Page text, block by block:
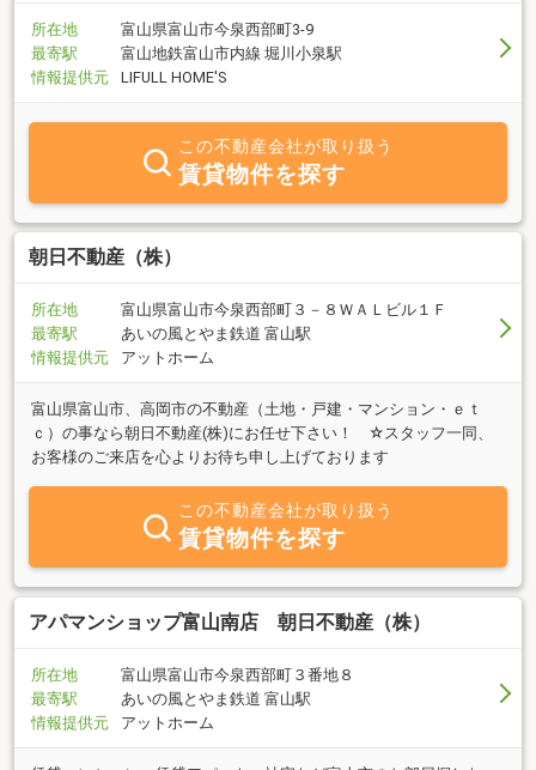
所在地
富山県富山市今泉西部町3-9
最寄駅
富山地鉄富山市内線 堀川小泉駅
情報提供元
LIFULL HOME'S
この不動産会社が取り扱う
賃貸物件を探す
朝日不動産（株）
所在地
富山県富山市今泉西部町３－８ＷＡＬビル１Ｆ
最寄駅
あいの風とやま鉄道 富山駅
情報提供元
アットホーム
富山県富山市、高岡市の不動産（土地・戸建・マンション・ｅｔ
ｃ）の事なら朝日不動産(株)にお任せ下さい！ ☆スタッフ一同、
お客様のご来店を心よりお待ち申し上げております
この不動産会社が取り扱う
賃貸物件を探す
アパマンショップ富山南店 朝日不動産（株）
所在地
富山県富山市今泉西部町３番地８
最寄駅
あいの風とやま鉄道 富山駅
情報提供元
アットホーム